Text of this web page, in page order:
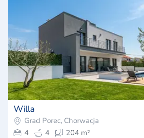
Willa
Grad Porec, Chorwacja
4
4
204 m²